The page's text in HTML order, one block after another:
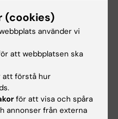
för
tyder
på att kostnitrat
för hjärt-
(cookies)
använder vi
att webbplatsen ska
att förstå hur
för att visa och spåra
annonser från externa